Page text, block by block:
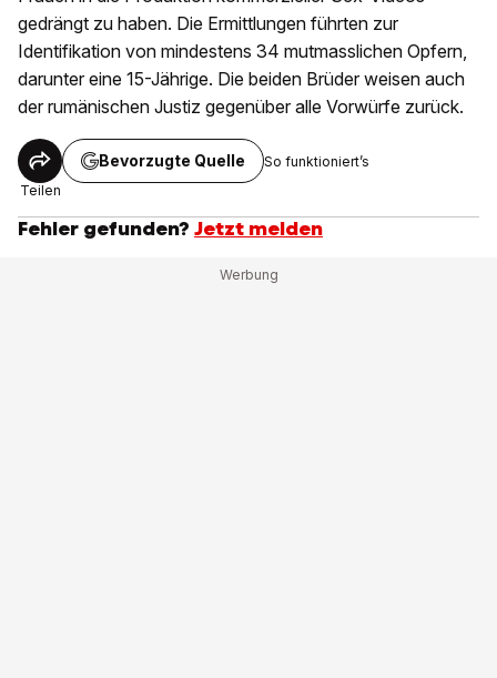
gedrängt zu haben. Die Ermittlungen führten zur
Identifikation von mindestens 34 mutmasslichen Opfern,
darunter eine 15-Jährige. Die beiden Brüder weisen auch
der rumänischen Justiz gegenüber alle Vorwürfe zurück.
Teilen
Bevorzugte Quelle So funktioniert’s
Fehler gefunden? Jetzt melden